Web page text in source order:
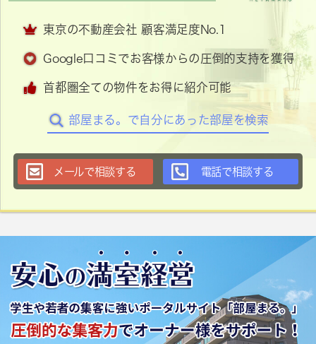
東京の不動産会社 顧客満足度No.1
Google口コミでお客様からの圧倒的支持を獲得
首都圏全ての物件をお得に紹介可能
部屋まる。で自分にあった部屋を検索
メールで相談する 電話で相談する